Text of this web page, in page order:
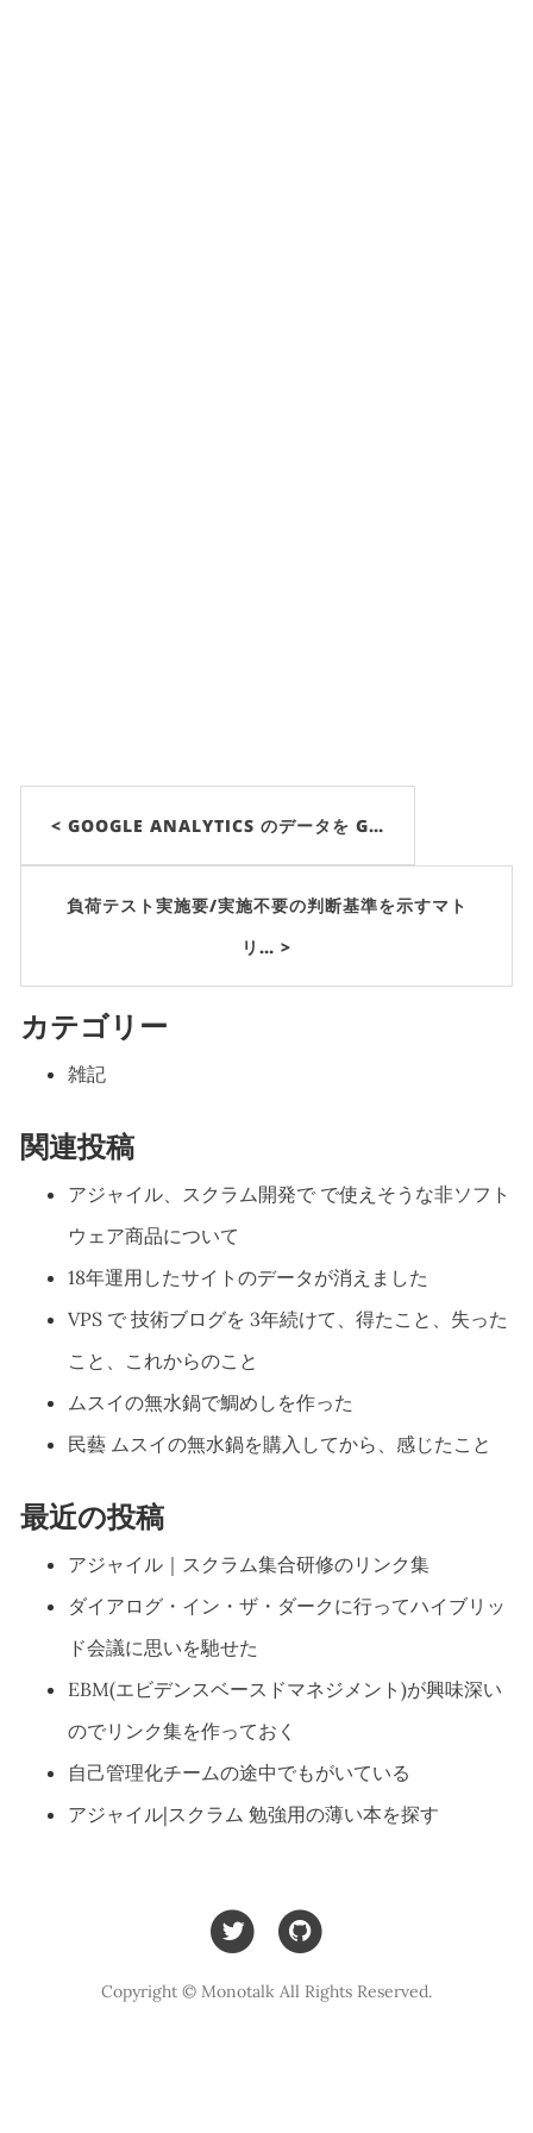
< GOOGLE ANALYTICS のデータを G…
負荷テスト実施要/実施不要の判断基準を示すマト
リ… >
カテゴリー
雑記
関連投稿
アジャイル、スクラム開発で で使えそうな非ソフト
ウェア商品について
18年運用したサイトのデータが消えました
VPS で 技術ブログを 3年続けて、得たこと、失った
こと、これからのこと
ムスイの無水鍋で鯛めしを作った
民藝 ムスイの無水鍋を購入してから、感じたこと
最近の投稿
アジャイル｜スクラム集合研修のリンク集
ダイアログ・イン・ザ・ダークに行ってハイブリッ
ド会議に思いを馳せた
EBM(エビデンスベースドマネジメント)が興味深い
のでリンク集を作っておく
自己管理化チームの途中でもがいている
アジャイル|スクラム 勉強用の薄い本を探す
Copyright © Monotalk All Rights Reserved.